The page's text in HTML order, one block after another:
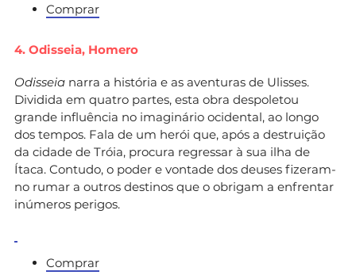
Comprar
4. Odisseia, Homero
Odisseia narra a história e as aventuras de Ulisses.
Dividida em quatro partes, esta obra despoletou
grande influência no imaginário ocidental, ao longo
dos tempos. Fala de um herói que, após a destruição
da cidade de Tróia, procura regressar à sua ilha de
Ítaca. Contudo, o poder e vontade dos deuses fizeram-
no rumar a outros destinos que o obrigam a enfrentar
inúmeros perigos.
Comprar